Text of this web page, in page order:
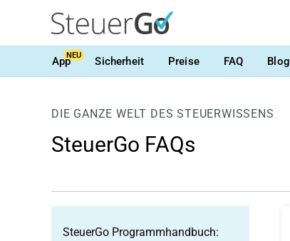
AppNEU Sicherheit Preise FAQ Blog
DIE GANZE WELT DES STEUERWISSENS
SteuerGo FAQs
SteuerGo Programmhandbuch: